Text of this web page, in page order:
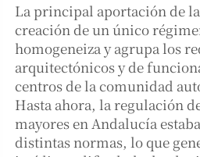
La principal aportación de
creación de un único
homogeneiza y agrupa los
arquitectónicos y de
centros de la comunidad
Hasta ahora, la regulación
mayores en Andalucía
distintas normas, lo que